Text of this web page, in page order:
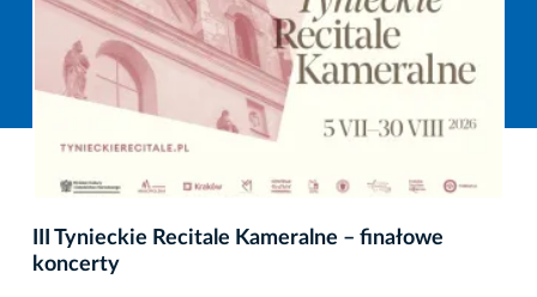
III Tynieckie Recitale Kameralne – finałowe
koncerty